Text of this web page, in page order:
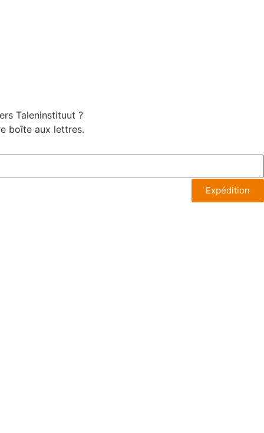
Taleninstituut ?
boîte aux lettres.
Expédition